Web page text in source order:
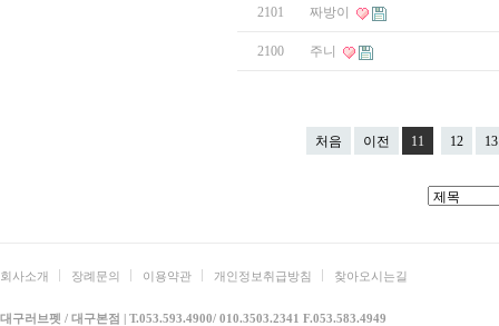
2101 짜방이
2100 주니
처음 이전 11 12 13
회사소개 장례문의 이용약관 개인정보취급방침 찾아오시는길
대구러브펫 / 대구본점 | T.053.593.4900/ 010.3503.2341 F.053.583.4949